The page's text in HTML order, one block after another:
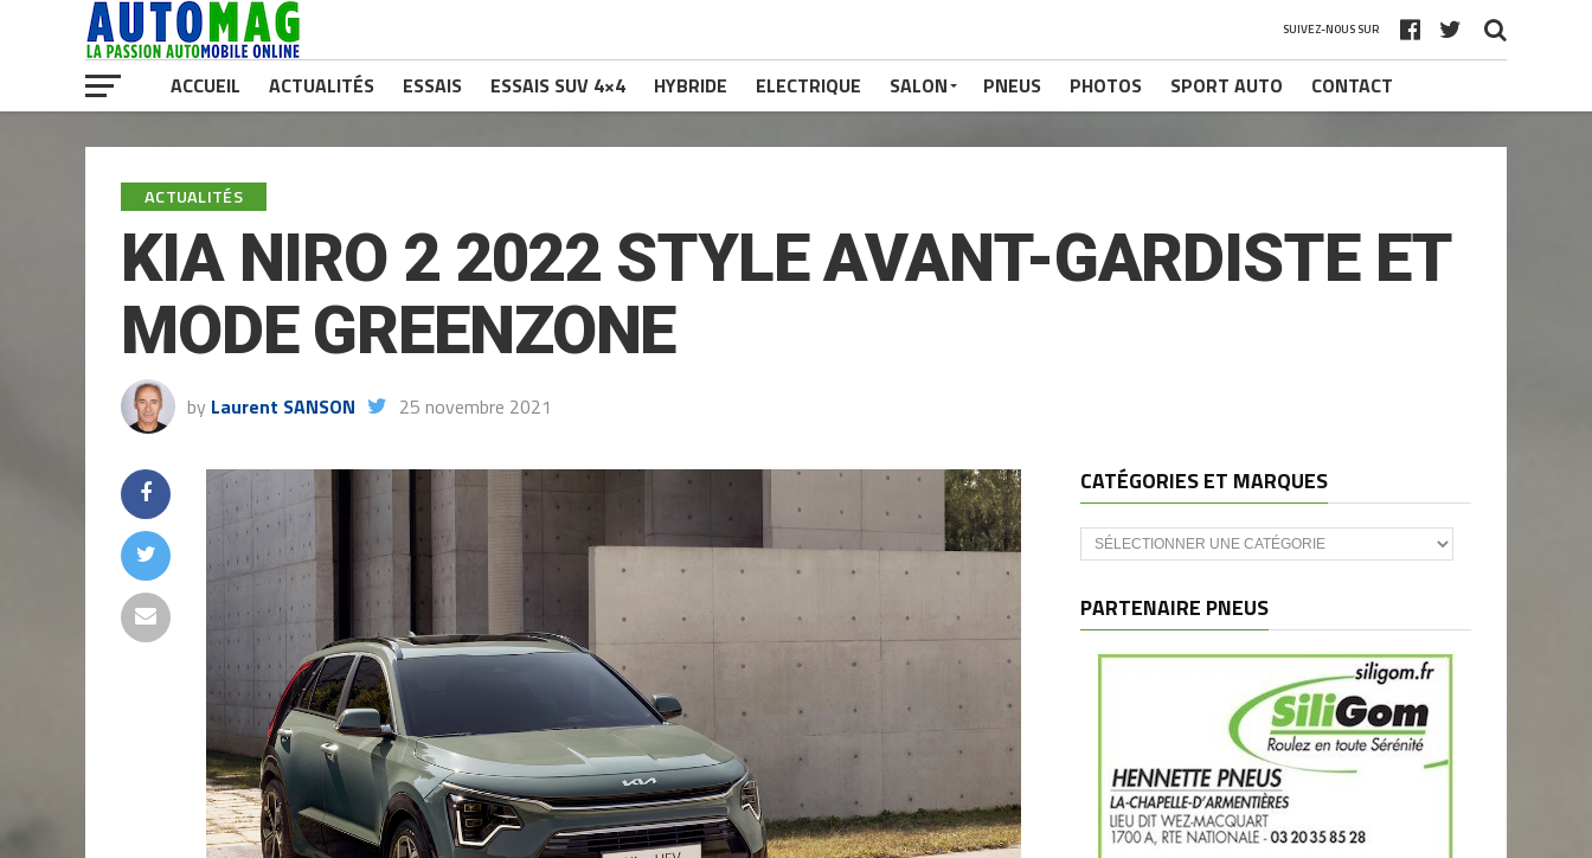
SUIVEZ-NOUS SUR
ACCUEIL ACTUALITÉS ESSAIS ESSAIS SUV 4×4 HYBRIDE ELECTRIQUE SALON PNEUS PHOTOS SPORT AUTO CONTACT
ACTUALITÉS
KIA NIRO 2 2022 STYLE AVANT-GARDISTE ET
MODE GREENZONE
by Laurent SANSON 25 novembre 2021
CATÉGORIES ET MARQUES
Catégories
et
PARTENAIRE PNEUS